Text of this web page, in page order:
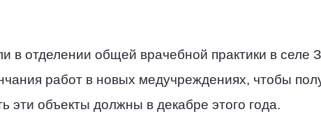
в отделении общей врачебной практики в селе
работ в новых медучреждениях, чтобы
эти объекты должны в декабре этого года.